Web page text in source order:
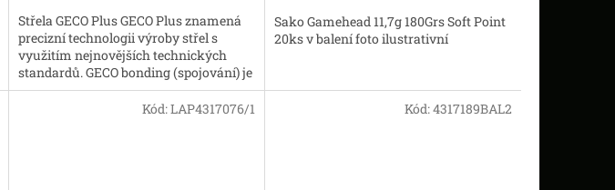
Střela GECO Plus GECO Plus znamená
precizní technologii výroby střel s
využitím nejnovějších technických
standardů. GECO bonding (spojování) je
technologie, která extrémně...
Sako Gamehead 11,7g 180Grs Soft Point
20ks v balení foto ilustrativní
Kód:LAP4317076/1 Kód:4317189BAL2